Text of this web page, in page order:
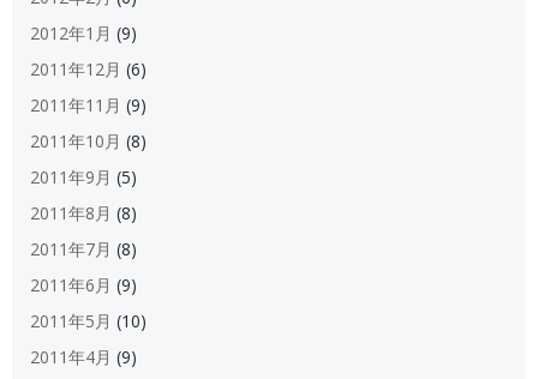
2012年1月 (9)
2011年12月 (6)
2011年11月 (9)
2011年10月 (8)
2011年9月 (5)
2011年8月 (8)
2011年7月 (8)
2011年6月 (9)
2011年5月 (10)
2011年4月 (9)